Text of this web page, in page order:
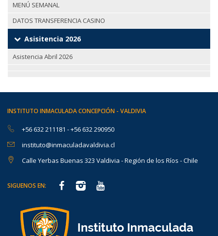
MENÚ SEMANAL
DATOS TRANSFERENCIA CASINO
Asisitencia 2026
Asistencia Abril 2026
INSTITUTO INMACULADA CONCEPCIÓN - VALDIVIA
+56 632 211181 -+56 632 290950
instituto@inmaculadavaldivia.cl
Calle Yerbas Buenas 323 Valdivia - Región de los Ríos - Chile
SIGUENOS EN: